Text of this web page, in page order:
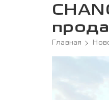
Главная